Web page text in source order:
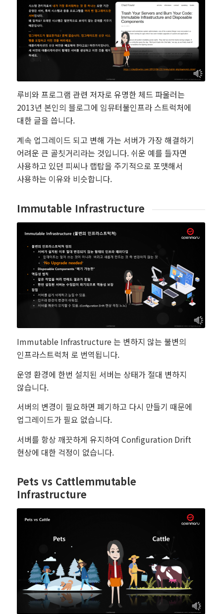
루비와 프로그램 관련 저자로 유명한 체드 파울러는
2013년 본인의 블로그에 임뮤터불인프라 스트럭처에
대한 글을 씁니다.
계속 업그레이드 되고 변해 가는 서버가 가장 해결하기
어려운 큰 골칫거리라는 것입니다. 쉬운 예를 들자면
사용하고 있던 피씨나 랩탑을 주기적으로 포맷해서
사용하는 이유와 비슷합니다.
Immutable Infrastructure
Immutable Infrastructure 는 변하지 않는 불변의
인프라스트럭처 로 번역됩니다.
운영 환경에 한번 설치된 서버는 상태가 절대 변하지
않습니다.
서버의 변경이 필요하면 폐기하고 다시 만들기 때문에
업그레이드가 필요 없습니다.
서버를 항상 깨끗하게 유지하여 Configuration Drift
현상에 대한 걱정이 없습니다.
Pets vs Cattlemmutable
Infrastructure